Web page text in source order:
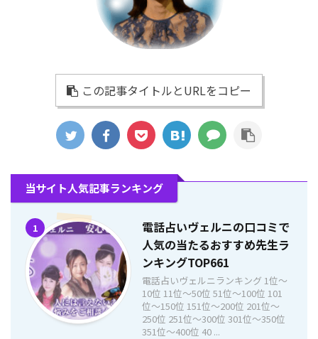
この記事タイトルとURLをコピー
当サイト人気記事ランキング
1
電話占いヴェルニの口コミで
人気の当たるおすすめ先生ラ
ンキングTOP661
電話占いヴェルニランキング 1位〜
10位 11位〜50位 51位〜100位 101
位〜150位 151位〜200位 201位〜
250位 251位〜300位 301位〜350位
351位〜400位 40 ...